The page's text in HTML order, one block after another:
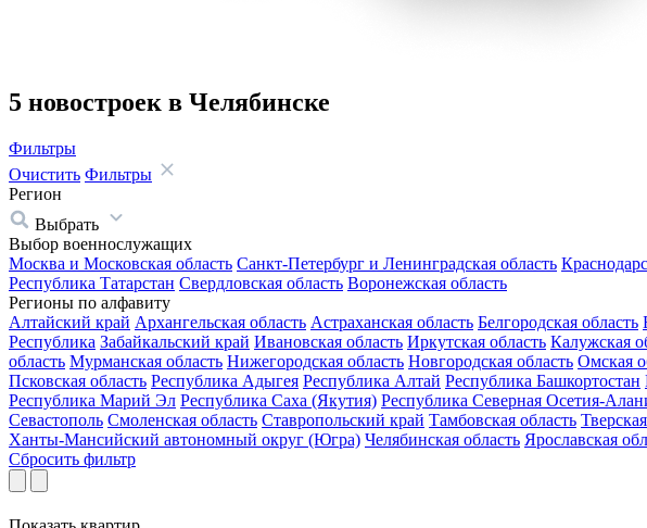
5 новостроек в Челябинске
Фильтры
Очистить Фильтры
Регион
Выбрать
Выбор военнослужащих
Москва и Московская область Санкт-Петербург и Ленинградская область
Республика Татарстан Свердловская область Воронежская область
Регионы по алфавиту
Алтайский край Архангельская область Астраханская область Белгородская область
Республика Забайкальский край Ивановская область Иркутская область Калужская
область Мурманская область Нижегородская область Новгородская область Омская
Псковская область Республика Адыгея Республика Алтай Республика Башкортостан
Республика Марий Эл Республика Саха (Якутия) Республика Северная Осетия-
Севастополь Смоленская область Ставропольский край Тамбовская область
Ханты-Мансийский автономный округ (Югра) Челябинская область Ярославская
Сбросить фильтр